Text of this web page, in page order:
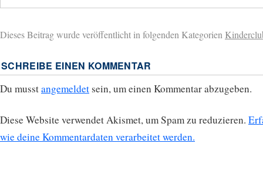
Dieses Beitrag wurde veröffentlicht in folgenden Kategorien
SCHREIBE EINEN KOMMENTAR
Du musstangemeldet sein, um einen Kommentar abzugeben.
Diese Website verwendet Akismet, um Spam zu reduzieren.
wie deine Kommentardaten verarbeitet werden.